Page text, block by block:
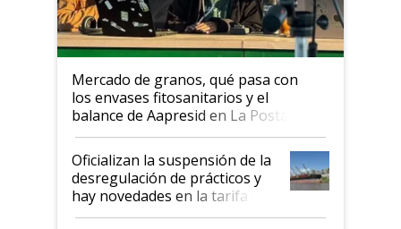
Mercado de granos, qué pasa con
los envases fitosanitarios y el
balance de Aapresid en La Posta
Oficializan la suspensión de la
desregulación de prácticos y
hay novedades en la tarifa de
la hidrovía